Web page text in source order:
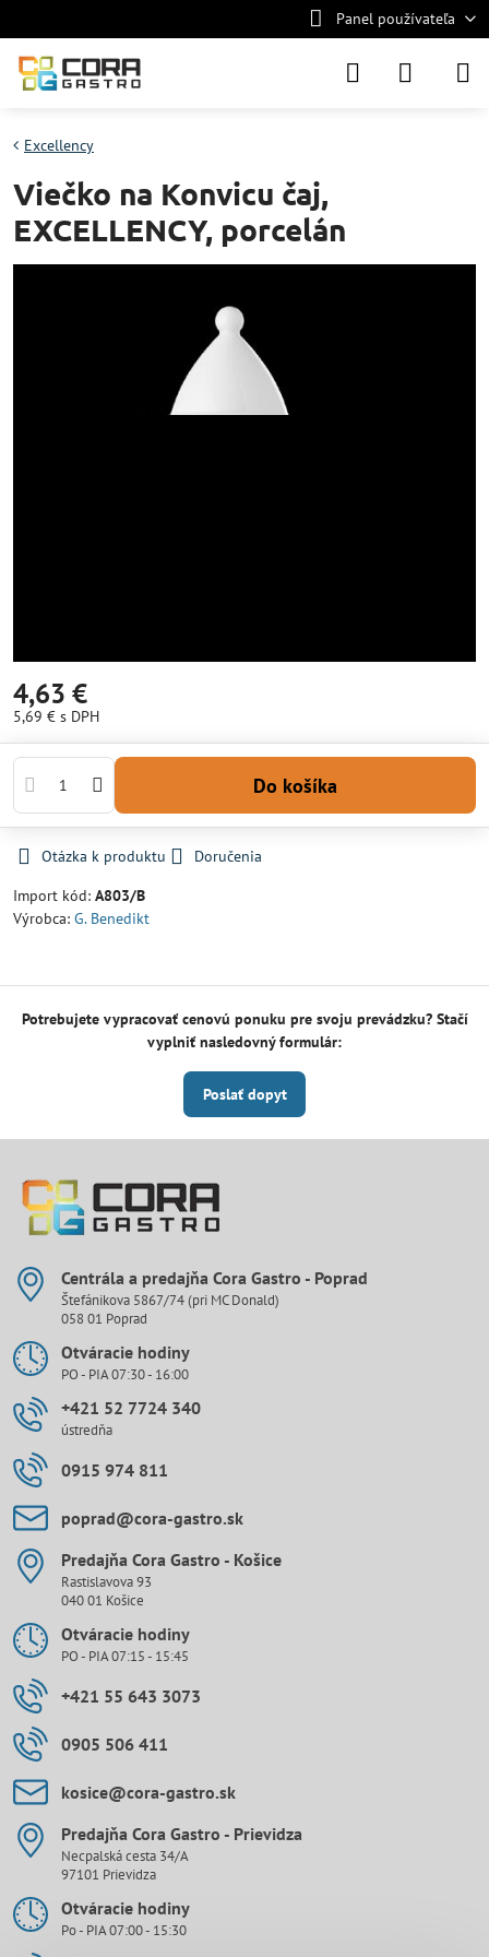
Panel používateľa
Excellency
Viečko na Konvicu čaj,
EXCELLENCY, porcelán
4,63 €
5,69 € s DPH
Do košíka
Otázka k produktu
Doručenia
Import kód: A803/B
Výrobca: G. Benedikt
Potrebujete vypracovať cenovú ponuku pre svoju prevádzku? Stačí
vyplniť nasledovný formulár:
Poslať dopyt
Centrála a predajňa Cora Gastro - Poprad
Štefánikova 5867/74 (pri MC Donald)
058 01 Poprad
Otváracie hodiny
PO - PIA 07:30 - 16:00
+421 52 7724 340
ústredňa
0915 974 811
poprad​@cora-gastro​.sk
Predajňa Cora Gastro - Košice
Rastislavova 93
040 01 Košice
Otváracie hodiny
PO - PIA 07:15 - 15:45
+421 55 643 3073
0905 506 411
kosice​@cora-gastro​.sk
Predajňa Cora Gastro - Prievidza
Necpalská cesta 34/A
97101 Prievidza
Otváracie hodiny
Po - PIA 07:00 - 15:30